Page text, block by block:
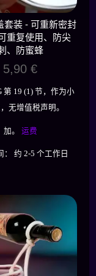
套装 - 可重新密封
重复使用、防尖
、防蜜蜂
5,90€
第 19 (1) 节，作为小
无增值税声明。
加。 运费
： 约 2-5 个工作日